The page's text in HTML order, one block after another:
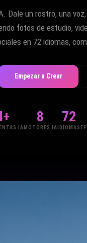
Dale un rostro, una
fotos de estudio,
en 72 idiomas,
Empezar a Crear
IA
8
MOTORES IA
72
IDIOMAS